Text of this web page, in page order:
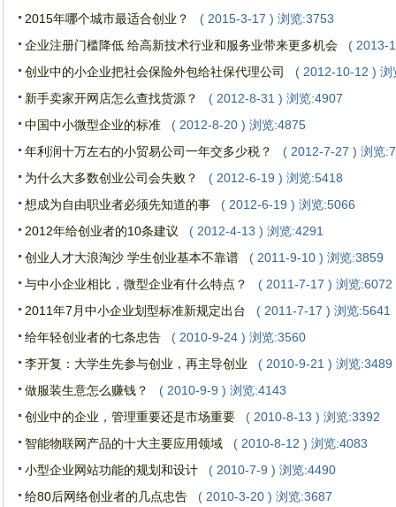
2015年哪个城市最适合创业？
( 2015-3-17 ) 浏览:3753
企业注册门槛降低 给高新技术行业和服务业带来更多机会
( 2013-
创业中的小企业把社会保险外包给社保代理公司
( 2012-10-12 ) 浏
新手卖家开网店怎么查找货源？
( 2012-8-31 ) 浏览:4907
中国中小微型企业的标准
( 2012-8-20 ) 浏览:4875
年利润十万左右的小贸易公司一年交多少税？
( 2012-7-27 ) 浏览
为什么大多数创业公司会失败？
( 2012-6-19 ) 浏览:5418
想成为自由职业者必须先知道的事
( 2012-6-19 ) 浏览:5066
2012年给创业者的10条建议
( 2012-4-13 ) 浏览:4291
创业人才大浪淘沙 学生创业基本不靠谱
( 2011-9-10 ) 浏览:3859
与中小企业相比，微型企业有什么特点？
( 2011-7-17 ) 浏览:6072
2011年7月中小企业划型标准新规定出台
( 2011-7-17 ) 浏览:5641
给年轻创业者的七条忠告
( 2010-9-24 ) 浏览:3560
李开复：大学生先参与创业，再主导创业
( 2010-9-21 ) 浏览:3489
做服装生意怎么赚钱？
( 2010-9-9 ) 浏览:4143
创业中的企业，管理重要还是市场重要
( 2010-8-13 ) 浏览:3392
智能物联网产品的十大主要应用领域
( 2010-8-12 ) 浏览:4083
小型企业网站功能的规划和设计
( 2010-7-9 ) 浏览:4490
给80后网络创业者的几点忠告
( 2010-3-20 ) 浏览:3687